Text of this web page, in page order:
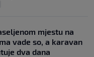
mjestu na
vade so, a karavan
dva dana